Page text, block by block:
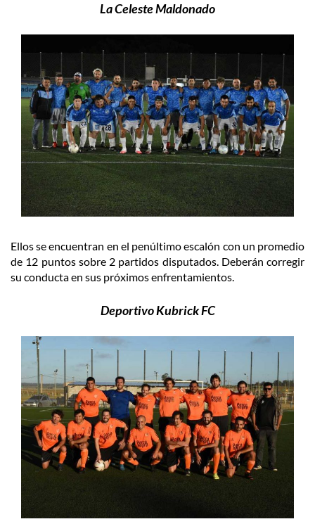
La Celeste Maldonado
Ellos se encuentran en el penúltimo escalón con un promedio
de 12 puntos sobre 2 partidos disputados. Deberán corregir
su conducta en sus próximos enfrentamientos.
Deportivo Kubrick FC